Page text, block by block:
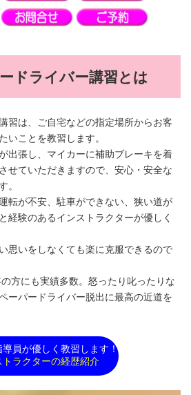
ドライバー講習とは
習は、ご自宅などの指定場所からお客
いことを教習します。
出張し、マイカーに補助ブレーキを着
せていただきますので、安心・安全な
。
転が不安、駐車ができない、狭い道が
経験のあるインストラクターが優しく
思いをしなくても楽に克服できるので
方にも実績多数。怒ったり叱ったりな
ーパードライバー脱出に最高の近道を
導員が優しく教習します！
トラクターの経歴紹介